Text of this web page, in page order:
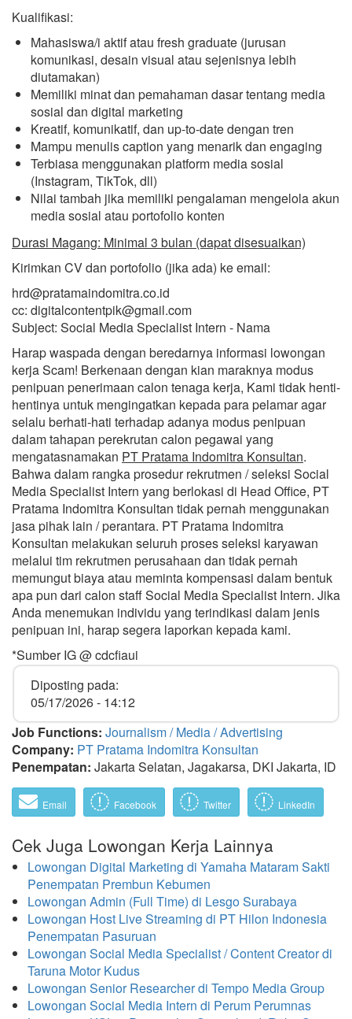
Kualifikasi:
Mahasiswa/i aktif atau fresh graduate (jurusan
komunikasi, desain visual atau sejenisnya lebih
diutamakan)
Memiliki minat dan pemahaman dasar tentang media
sosial dan digital marketing
Kreatif, komunikatif, dan up-to-date dengan tren
Mampu menulis caption yang menarik dan engaging
Terbiasa menggunakan platform media sosial
(Instagram, TikTok, dll)
Nilai tambah jika memiliki pengalaman mengelola akun
media sosial atau portofolio konten
Durasi Magang: Minimal 3 bulan (dapat disesuaikan)
Kirimkan CV dan portofolio (jika ada) ke email:
hrd@pratamaindomitra.co.id
cc: digitalcontentpik@gmail.com
Subject: Social Media Specialist Intern - Nama
Harap waspada dengan beredarnya informasi lowongan
kerja Scam! Berkenaan dengan kian maraknya modus
penipuan penerimaan calon tenaga kerja, Kami tidak henti-
hentinya untuk mengingatkan kepada para pelamar agar
selalu berhati-hati terhadap adanya modus penipuan
dalam tahapan perekrutan calon pegawai yang
mengatasnamakan PT Pratama Indomitra Konsultan.
Bahwa dalam rangka prosedur rekrutmen / seleksi Social
Media Specialist Intern yang berlokasi di Head Office, PT
Pratama Indomitra Konsultan tidak pernah menggunakan
jasa pihak lain / perantara. PT Pratama Indomitra
Konsultan melakukan seluruh proses seleksi karyawan
melalui tim rekrutmen perusahaan dan tidak pernah
memungut biaya atau meminta kompensasi dalam bentuk
apa pun dari calon staff Social Media Specialist Intern. Jika
Anda menemukan individu yang terindikasi dalam jenis
penipuan ini, harap segera laporkan kepada kami.
*Sumber IG @ cdcfiaui
Diposting pada:
05/17/2026 - 14:12
Job Functions: Journalism / Media / Advertising
Company: PT Pratama Indomitra Konsultan
Penempatan: Jakarta Selatan, Jagakarsa, DKI Jakarta, ID
Email Facebook Twitter LinkedIn
Cek Juga Lowongan Kerja Lainnya
Lowongan Digital Marketing di Yamaha Mataram Sakti
Penempatan Prembun Kebumen
Lowongan Admin (Full Time) di Lesgo Surabaya
Lowongan Host Live Streaming di PT Hilon Indonesia
Penempatan Pasuruan
Lowongan Social Media Specialist / Content Creator di
Taruna Motor Kudus
Lowongan Senior Researcher di Tempo Media Group
Lowongan Social Media Intern di Perum Perumnas